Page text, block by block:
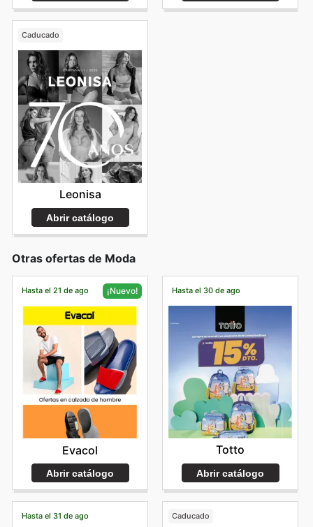
Caducado
Leonisa
Abrir catálogo
Otras ofertas de Moda
Hasta el 21 de ago ¡Nuevo!
Evacol
Abrir catálogo
Hasta el 30 de ago
Totto
Abrir catálogo
Hasta el 31 de ago Caducado